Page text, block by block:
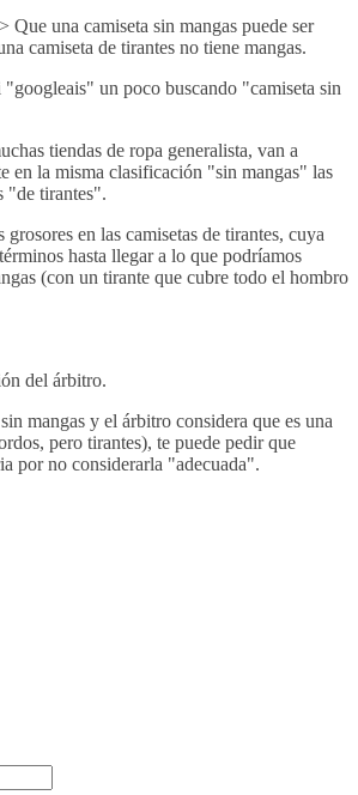
una camiseta sin mangas puede ser
camiseta de tirantes no tiene mangas.
"googleais" un poco buscando "camiseta sin
tiendas de ropa generalista, van a
en la misma clasificación "sin mangas" las
"de tirantes".
en las camisetas de tirantes, cuya
hasta llegar a lo que podríamos
(con un tirante que cubre todo el hombro
del árbitro.
mangas y el árbitro considera que es una
pero tirantes), te puede pedir que
por no considerarla "adecuada".